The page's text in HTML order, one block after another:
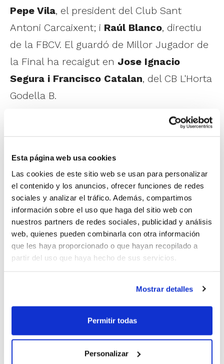
Esta página web usa cookies
Las cookies de este sitio web se usan para personalizar
el contenido y los anuncios, ofrecer funciones de redes
sociales y analizar el tráfico. Además, compartimos
información sobre el uso que haga del sitio web con
nuestros partners de redes sociales, publicidad y análisis
web, quienes pueden combinarla con otra información
que les haya proporcionado o que hayan recopilado a
partir del uso que haya hecho de sus servicios.
Mostrar detalles
Permitir todas
Personalizar
Pepe Vila, el president del Club Sant
Antoni Carcaixent; i Raúl Blanco, directiu
de la FBCV. El guardó de Millor Jugador de
la Final ha recaigut en Jose Ignacio
Segura i Francisco Catalan, del CB L'Horta
Godella B.
Arrancava la final amb un encertat CB
L'Horta Godella B, que aconseguia un
parcial d'inici de 11-4 que obligava els
amfitrions a parar el partit per a
reconfigurar eixa eixida a pista. Després